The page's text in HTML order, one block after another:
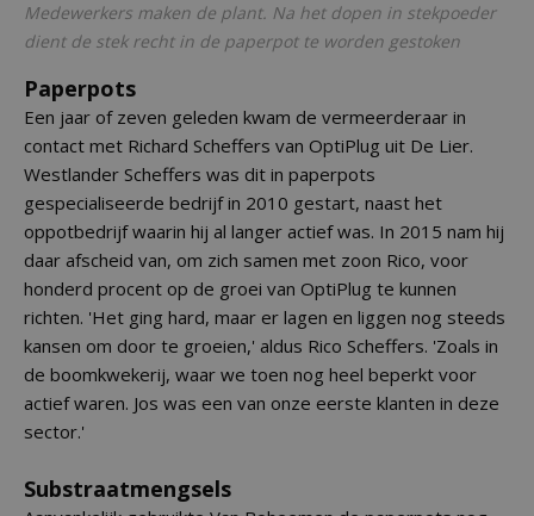
Medewerkers maken de plant. Na het dopen in stekpoeder
dient de stek recht in de paperpot te worden gestoken
Paperpots
Een jaar of zeven geleden kwam de vermeerderaar in
contact met Richard Scheffers van OptiPlug uit De Lier.
Westlander Scheffers was dit in paperpots
gespecialiseerde bedrijf in 2010 gestart, naast het
oppotbedrijf waarin hij al langer actief was. In 2015 nam hij
daar afscheid van, om zich samen met zoon Rico, voor
honderd procent op de groei van OptiPlug te kunnen
richten. 'Het ging hard, maar er lagen en liggen nog steeds
kansen om door te groeien,' aldus Rico Scheffers. 'Zoals in
de boomkwekerij, waar we toen nog heel beperkt voor
actief waren. Jos was een van onze eerste klanten in deze
sector.'
Substraatmengsels